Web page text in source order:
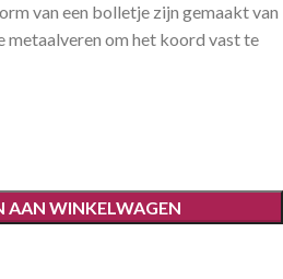
van een bolletje zijn gemaakt van
metaalveren om het koord vast te
AAN WINKELWAGEN